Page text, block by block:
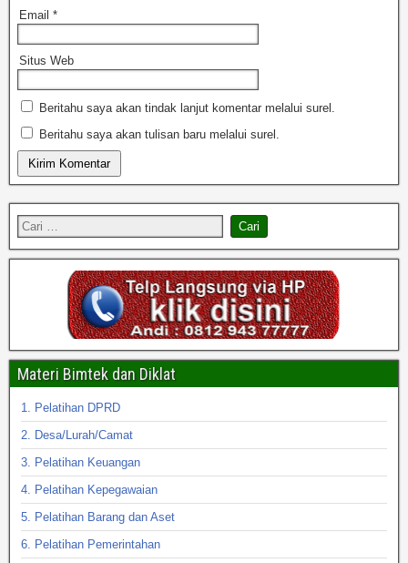
Email *
Situs Web
Beritahu saya akan tindak lanjut komentar melalui surel.
Beritahu saya akan tulisan baru melalui surel.
Materi Bimtek dan Diklat
1. Pelatihan DPRD
2. Desa/Lurah/Camat
3. Pelatihan Keuangan
4. Pelatihan Kepegawaian
5. Pelatihan Barang dan Aset
6. Pelatihan Pemerintahan